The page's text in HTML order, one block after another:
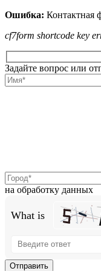
Ошибка: Контактная
cf7form shortcode key
Задайте вопрос или
на обработку данных
What is
the
problem